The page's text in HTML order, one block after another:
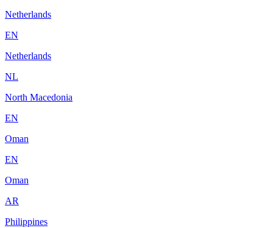
Netherlands
EN
Netherlands
NL
North Macedonia
EN
Oman
EN
Oman
AR
Philippines